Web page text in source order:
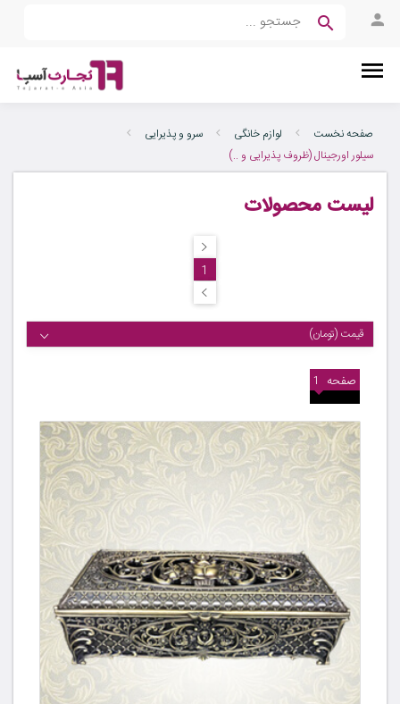
صفحه نخست لوازم خانگی
سرو و پذیرایی
سیلور اورجینال (ظروف پذیرایی و ..)
لیست محصولات
1
قیمت (تومان)
صفحه 1